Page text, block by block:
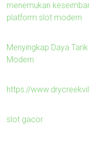
menemukan
platform slot modern
Menyingkap Daya
Modern
https://
slot gacor